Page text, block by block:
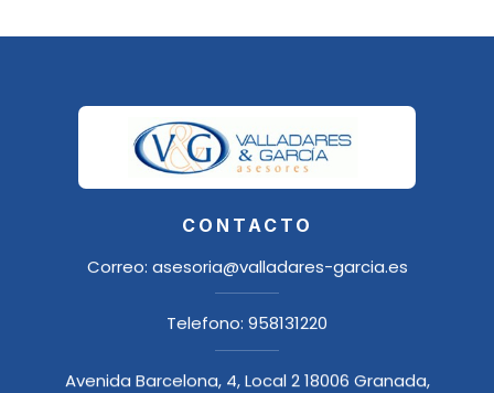
CONTACTO
Correo: asesoria@valladares-garcia.es
Telefono: 958131220
Avenida Barcelona, 4, Local 2 18006 Granada,